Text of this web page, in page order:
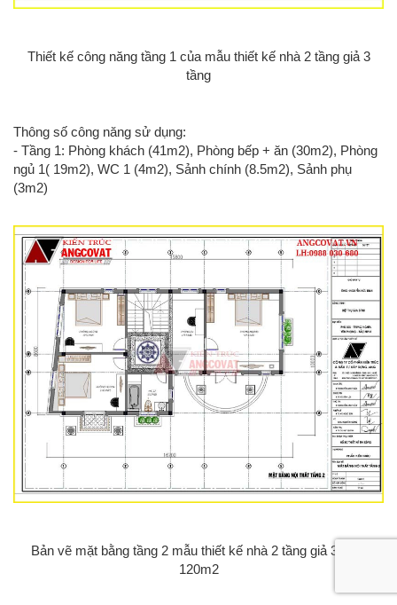
Thiết kế công năng tầng 1 của mẫu thiết kế nhà 2 tầng giả 3
tầng
Thông số công năng sử dụng:
- Tầng 1: Phòng khách (41m2), Phòng bếp + ăn (30m2), Phòng
ngủ 1( 19m2), WC 1 (4m2), Sảnh chính (8.5m2), Sảnh phụ
(3m2)
Bản vẽ mặt bằng tầng 2 mẫu thiết kế nhà 2 tầng giả 3 tầng
120m2